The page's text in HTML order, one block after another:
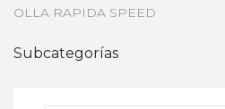
OLLA RAPIDA SPEED
Subcategorías